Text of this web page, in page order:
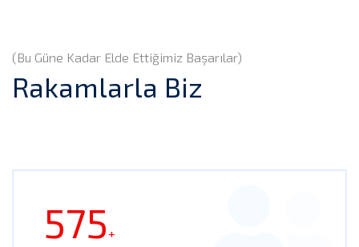
(Bu Güne Kadar Elde Ettiğimiz Başarılar)
Rakamlarla Biz
575+